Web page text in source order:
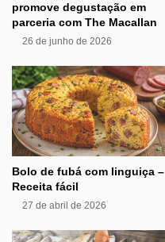
promove degustação em
parceria com The Macallan
26 de junho de 2026
Bolo de fubá com linguiça –
Receita fácil
27 de abril de 2026